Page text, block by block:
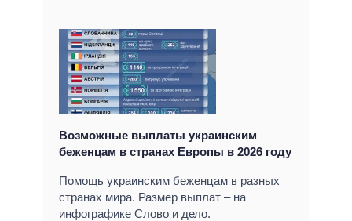
Возможные выплаты украинским
беженцам в странах Европы в 2026 году
Помощь украинским беженцам в разных
странах мира. Размер выплат – на
инфографике Слово и дело.